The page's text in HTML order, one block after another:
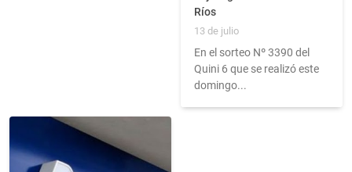
Ríos
13 de julio
En el sorteo Nº 3390 del
Quini 6 que se realizó este
domingo...